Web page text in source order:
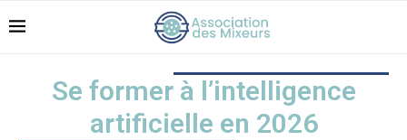
Se former à l’intelligence
artificielle en 2026